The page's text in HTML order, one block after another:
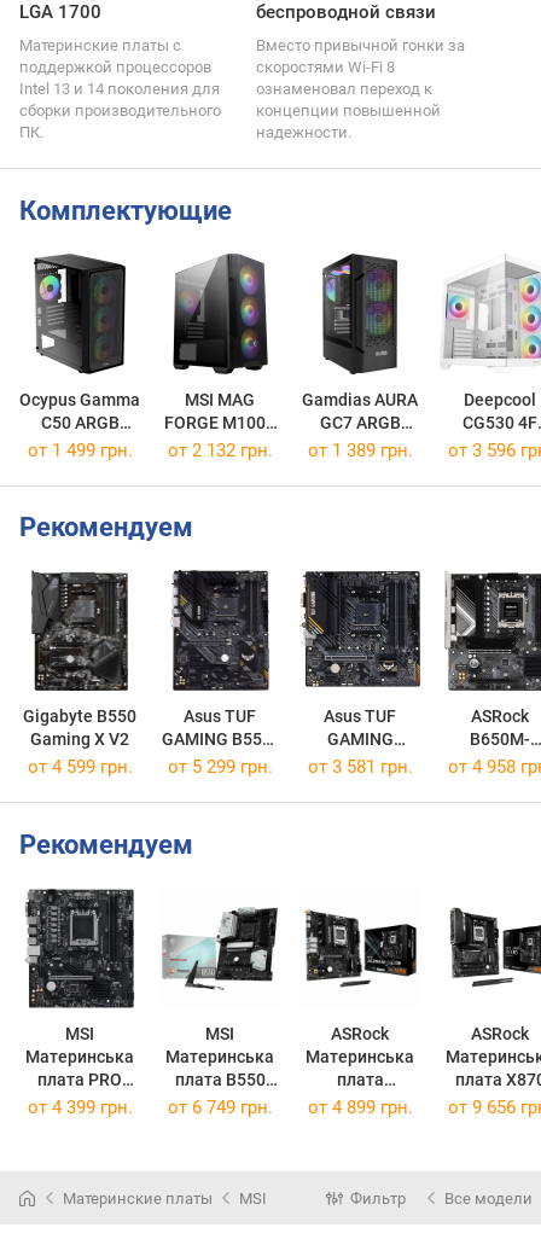
LGA 1700
Материнские платы с
поддержкой процессоров
Intel 13 и 14 поколения для
сборки производительного
ПК.
беспроводной связи
Вместо привычной гонки за
скоростями Wi-Fi 8
ознаменовал переход к
концепции повышенной
надежности.
Комплектующие
Ocypus Gamma
C50 ARGB
Black
MSI MAG
FORGE M100R
Black
Gamdias AURA
GC7 ARGB
Black
Deepcool
CG530 4F
White
от 1 499 грн. от 2 132 грн. от 1 389 грн. от 3 596
Рекомендуем
Gigabyte B550
Gaming X V2
Asus TUF
GAMING B550-
PLUS
Asus TUF
GAMING
A520M-PLUS
ASRock
B650M-
HDV/M.2
от 4 599 грн. от 5 299 грн. от 3 581 грн. от 4 958
Рекомендуем
MSI
Материнська
плата PRO
A620AM-B EVO
MSI
Материнська
плата B550
Gaming WiFi
ASRock
Материнська
плата
A620AM-X WiFi
ASRock
плата X870
Pro-A WiFi
от 4 399 грн. от 6 749 грн. от 4 899 грн. от 9 656
Материнские платы MSI Фильтр Все модели